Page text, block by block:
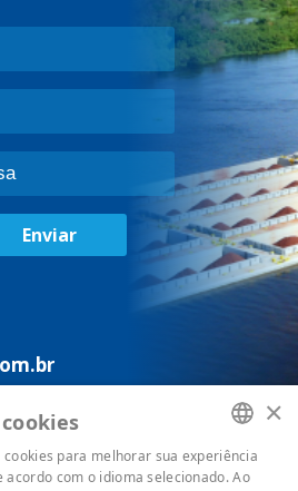
Enviar
Luís Antônio, 1343, 7°
PORTUGUESE
×
para melhorar sua experiência
acordo com o idioma selecionado. Ao